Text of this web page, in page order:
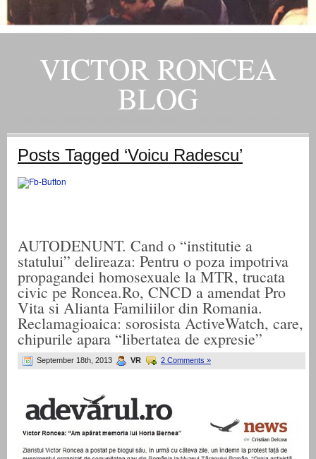
VICTOR RONCEA
BLOG
Posts Tagged ‘Voicu Radescu’
AUTODENUNT. Cand o “institutie a
statului” delireaza: Pentru o poza impotriva
propagandei homosexuale la MTR, trucata
civic pe Roncea.Ro, CNCD a amendat Pro
Vita si Alianta Familiilor din Romania.
Reclamagioaica: sorosista ActiveWatch, care,
chipurile apara “libertatea de expresie”
September 18th, 2013 VR 2 Comments »